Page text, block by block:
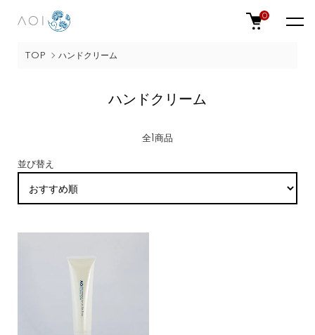
0
TOP ハンドクリーム
ハンドクリーム
全1商品
並び替え